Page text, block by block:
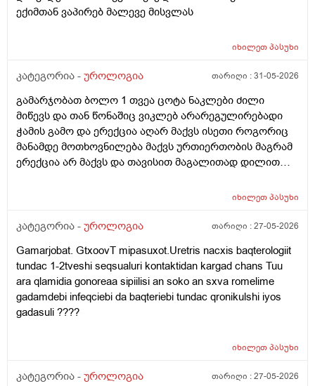
ექიმთან ვაპირებ მალევე მისვლას
იხილეთპასუხი
კატეგორია - უროლოგია თარიღი :31-05-2026
გამარჯობათ ბოლო 1 თვეა ცოტა ნაკლები ძილი
მიწევს და თან წონაშიც ვიკლებ არარეგულირებადი
ჭამის გამო და ერექცია აღარ მაქვს ისეთი როგორიც
მანამდე მოთხოვნილება მაქვს ურთიერთობის მაგრამ
ერექცია არ მაქვს და თავისით მაგალითად დილით
იხილეთპასუხი
კატეგორია - უროლოგია თარიღი :27-05-2026
Gamarjobat. GtxoovT mipasuxot.Uretris nacxis baqterologiit
tundac 1-2tveshi seqsualuri kontaktidan kargad chans Tuu
ara qlamidia gonoreaa sipiilisi an soko an sxva romelime
gadamdebi infeqciebi da baqteriebi tundac qronikulshi iyos
gadasuli ????
იხილეთპასუხი
კატეგორია - უროლოგია თარიღი :27-05-2026